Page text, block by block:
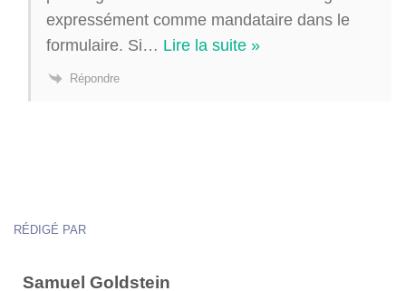
expressément comme mandataire dans le
formulaire. Si… Lire la suite »
Répondre
RÉDIGÉ PAR
Samuel Goldstein